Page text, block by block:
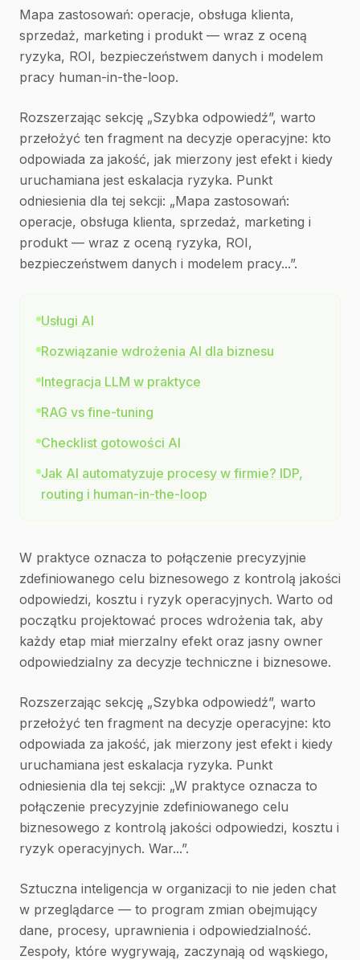
Mapa zastosowań: operacje, obsługa klienta,
sprzedaż, marketing i produkt — wraz z oceną
ryzyka, ROI, bezpieczeństwem danych i modelem
pracy human-in-the-loop.
Rozszerzając sekcję „Szybka odpowiedź”, warto
przełożyć ten fragment na decyzje operacyjne: kto
odpowiada za jakość, jak mierzony jest efekt i kiedy
uruchamiana jest eskalacja ryzyka. Punkt
odniesienia dla tej sekcji: „Mapa zastosowań:
operacje, obsługa klienta, sprzedaż, marketing i
produkt — wraz z oceną ryzyka, ROI,
bezpieczeństwem danych i modelem pracy...”.
Usługi AI
Rozwiązanie wdrożenia AI dla biznesu
Integracja LLM w praktyce
RAG vs fine-tuning
Checklist gotowości AI
Jak AI automatyzuje procesy w firmie? IDP,
routing i human-in-the-loop
W praktyce oznacza to połączenie precyzyjnie
zdefiniowanego celu biznesowego z kontrolą jakości
odpowiedzi, kosztu i ryzyk operacyjnych. Warto od
początku projektować proces wdrożenia tak, aby
każdy etap miał mierzalny efekt oraz jasny owner
odpowiedzialny za decyzje techniczne i biznesowe.
Rozszerzając sekcję „Szybka odpowiedź”, warto
przełożyć ten fragment na decyzje operacyjne: kto
odpowiada za jakość, jak mierzony jest efekt i kiedy
uruchamiana jest eskalacja ryzyka. Punkt
odniesienia dla tej sekcji: „W praktyce oznacza to
połączenie precyzyjnie zdefiniowanego celu
biznesowego z kontrolą jakości odpowiedzi, kosztu i
ryzyk operacyjnych. War...”.
Sztuczna inteligencja w organizacji to nie jeden chat
w przeglądarce — to program zmian obejmujący
dane, procesy, uprawnienia i odpowiedzialność.
Zespoły, które wygrywają, zaczynają od wąskiego,